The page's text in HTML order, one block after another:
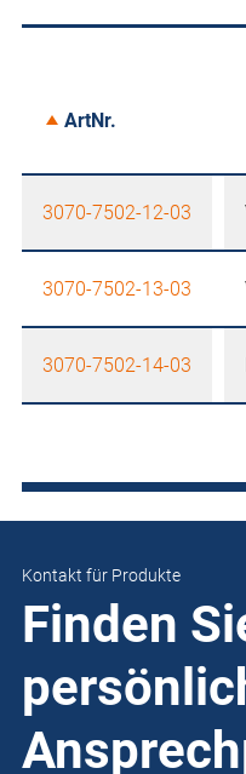
ArtNr.
3070-7502-12-03
3070-7502-13-03
3070-7502-14-03
Kontakt für Produkte
Finden